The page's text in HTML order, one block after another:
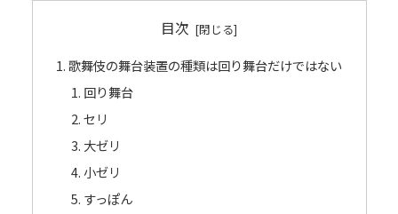
目次
歌舞伎の舞台装置の種類は回り舞台だけではない
回り舞台
セリ
大ゼリ
小ゼリ
すっぽん